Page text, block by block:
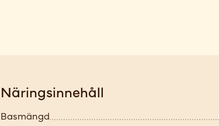
Näringsinnehåll
Basmängd